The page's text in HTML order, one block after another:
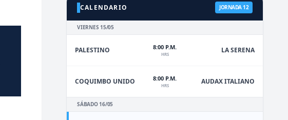
CALENDARIO JORNADA 12
VIERNES 15/05
PALESTINO 8:00 P.M.
HRS LA SERENA
COQUIMBO UNIDO 8:00 P.M.
HRS AUDAX ITALIANO
SÁBADO 16/05